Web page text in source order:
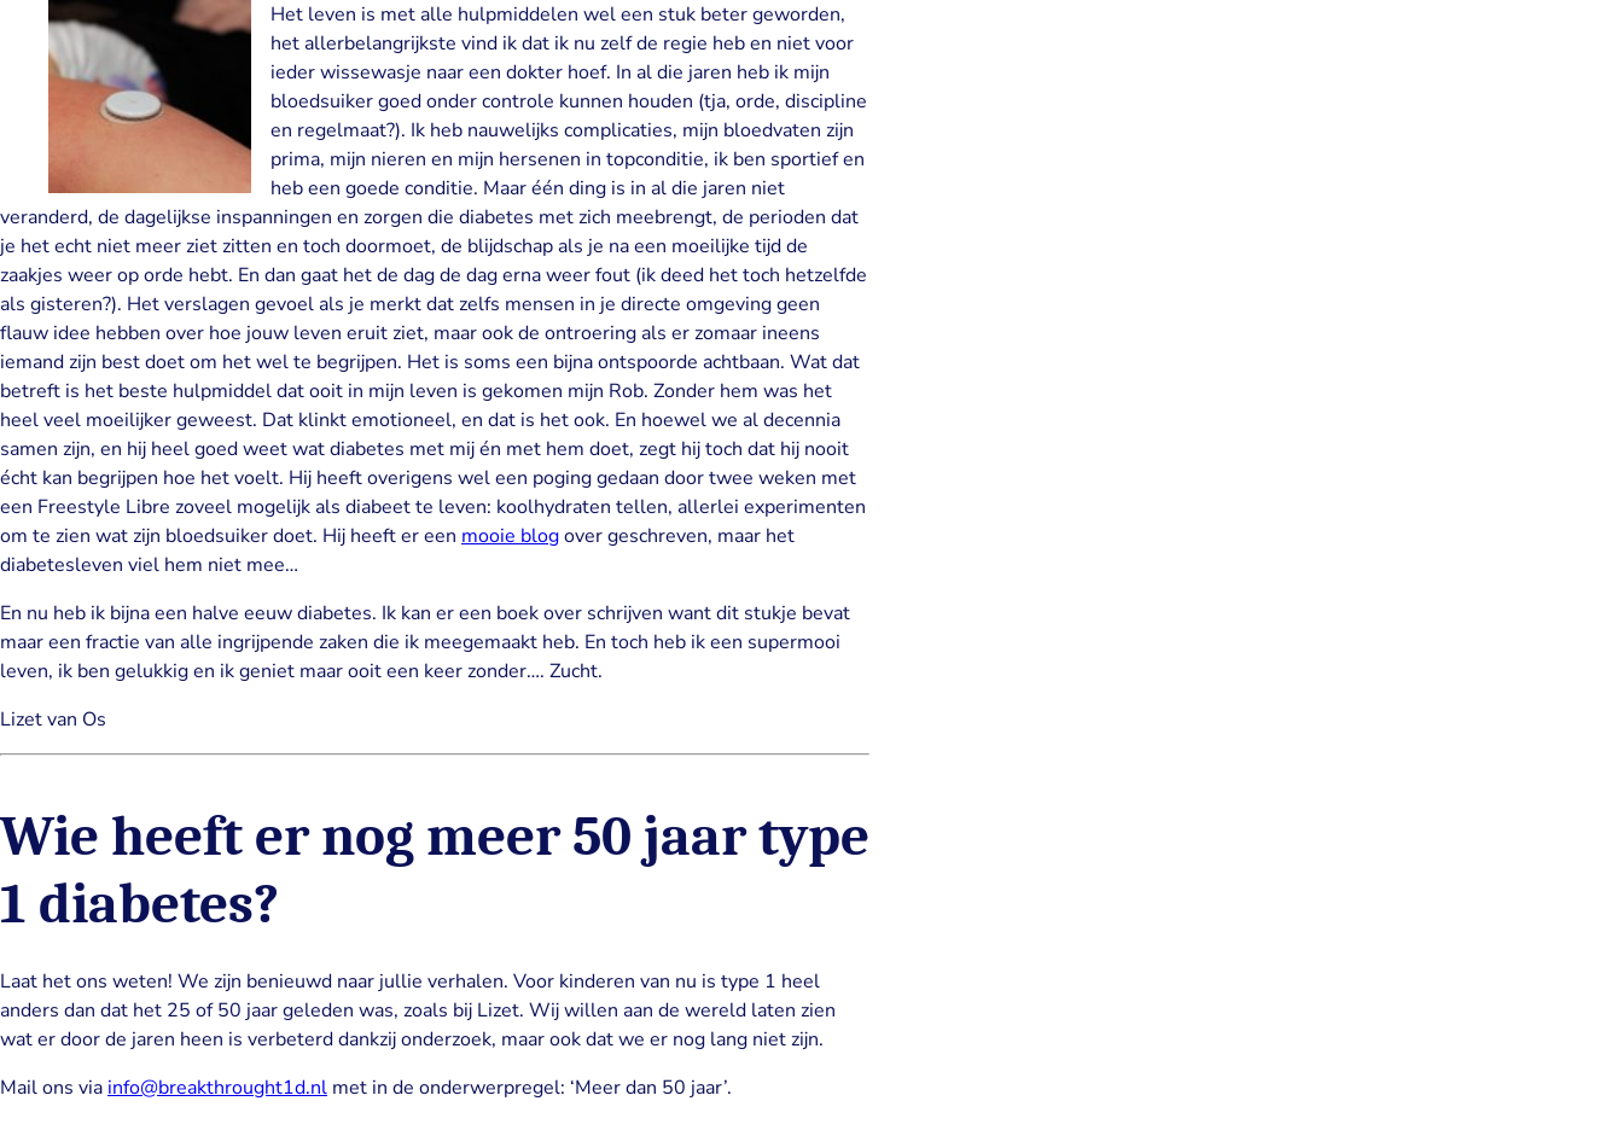
Het leven is met alle hulpmiddelen wel een stuk beter geworden,
het allerbelangrijkste vind ik dat ik nu zelf de regie heb en niet voor
ieder wissewasje naar een dokter hoef. In al die jaren heb ik mijn
bloedsuiker goed onder controle kunnen houden (tja, orde, discipline
en regelmaat?). Ik heb nauwelijks complicaties, mijn bloedvaten zijn
prima, mijn nieren en mijn hersenen in topconditie, ik ben sportief en
heb een goede conditie. Maar één ding is in al die jaren niet
veranderd, de dagelijkse inspanningen en zorgen die diabetes met zich meebrengt, de perioden dat
je het echt niet meer ziet zitten en toch doormoet, de blijdschap als je na een moeilijke tijd de
zaakjes weer op orde hebt. En dan gaat het de dag de dag erna weer fout (ik deed het toch hetzelfde
als gisteren?). Het verslagen gevoel als je merkt dat zelfs mensen in je directe omgeving geen
flauw idee hebben over hoe jouw leven eruit ziet, maar ook de ontroering als er zomaar ineens
iemand zijn best doet om het wel te begrijpen. Het is soms een bijna ontspoorde achtbaan. Wat dat
betreft is het beste hulpmiddel dat ooit in mijn leven is gekomen mijn Rob. Zonder hem was het
heel veel moeilijker geweest. Dat klinkt emotioneel, en dat is het ook. En hoewel we al decennia
samen zijn, en hij heel goed weet wat diabetes met mij én met hem doet, zegt hij toch dat hij nooit
écht kan begrijpen hoe het voelt. Hij heeft overigens wel een poging gedaan door twee weken met
een Freestyle Libre zoveel mogelijk als diabeet te leven: koolhydraten tellen, allerlei experimenten
om te zien wat zijn bloedsuiker doet. Hij heeft er een mooie blogover geschreven, maar het
diabetesleven viel hem niet mee…
En nu heb ik bijna een halve eeuw diabetes. Ik kan er een boek over schrijven want dit stukje bevat
maar een fractie van alle ingrijpende zaken die ik meegemaakt heb. En toch heb ik een supermooi
leven, ik ben gelukkig en ik geniet maar ooit een keer zonder…. Zucht.
Lizet van Os
Wie heeft er nog meer 50 jaar type
1 diabetes?
Laat het ons weten! We zijn benieuwd naar jullie verhalen. Voor kinderen van nu is type 1 heel
anders dan dat het 25 of 50 jaar geleden was, zoals bij Lizet. Wij willen aan de wereld laten zien
wat er door de jaren heen is verbeterd dankzij onderzoek, maar ook dat we er nog lang niet zijn.
Mail ons viainfo@breakthrought1d.nl met in de onderwerpregel: ‘Meer dan 50 jaar’.